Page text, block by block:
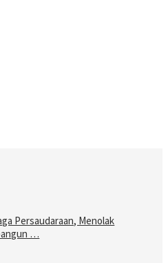
Persaudaraan, Menolak
…